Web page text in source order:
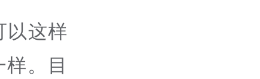
以这样
。目